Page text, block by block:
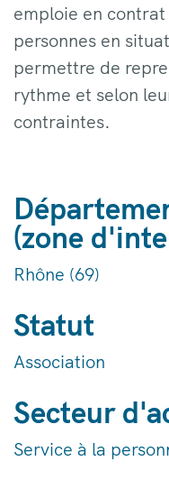
emploie en
personnes en
permettre de
rythme et selon
contraintes.
(zone
Rhône (69)
Statut
Association
Secteur
Service à la